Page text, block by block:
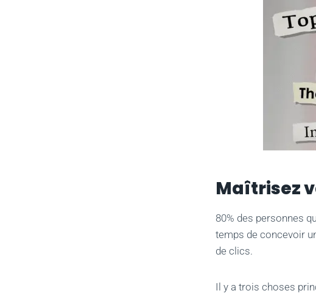
Maîtrisez
80% des personnes
temps de concevoir
de clics.
Il y a trois choses